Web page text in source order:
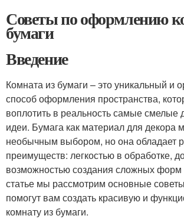
Советы по оформлению
бумаги
Введение
Комната из бумаги – это уникальный и
способ оформления пространства,
воплотить в реальность самые смелые
идеи. Бумага как материал для декора
необычным выбором, но она обладает
преимуществ: легкостью в обработке,
возможностью создания сложных форм
статье мы рассмотрим основные
помогут вам создать красивую и
комнату из бумаги.